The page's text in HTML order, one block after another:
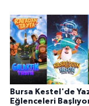
Bursa Kestel'de
Eğlenceleri